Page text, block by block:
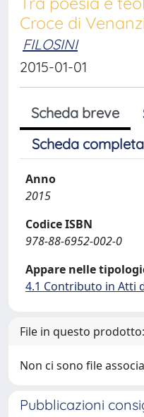
Croce di
FILOSINI
2015-01-01
Scheda breve
Scheda
Anno
2015
Codice ISBN
978-88-6952-002-0
Appare nelle
4.1 Contributo in Atti
File in questo prodotto:
Non ci sono file
Pubblicazioni